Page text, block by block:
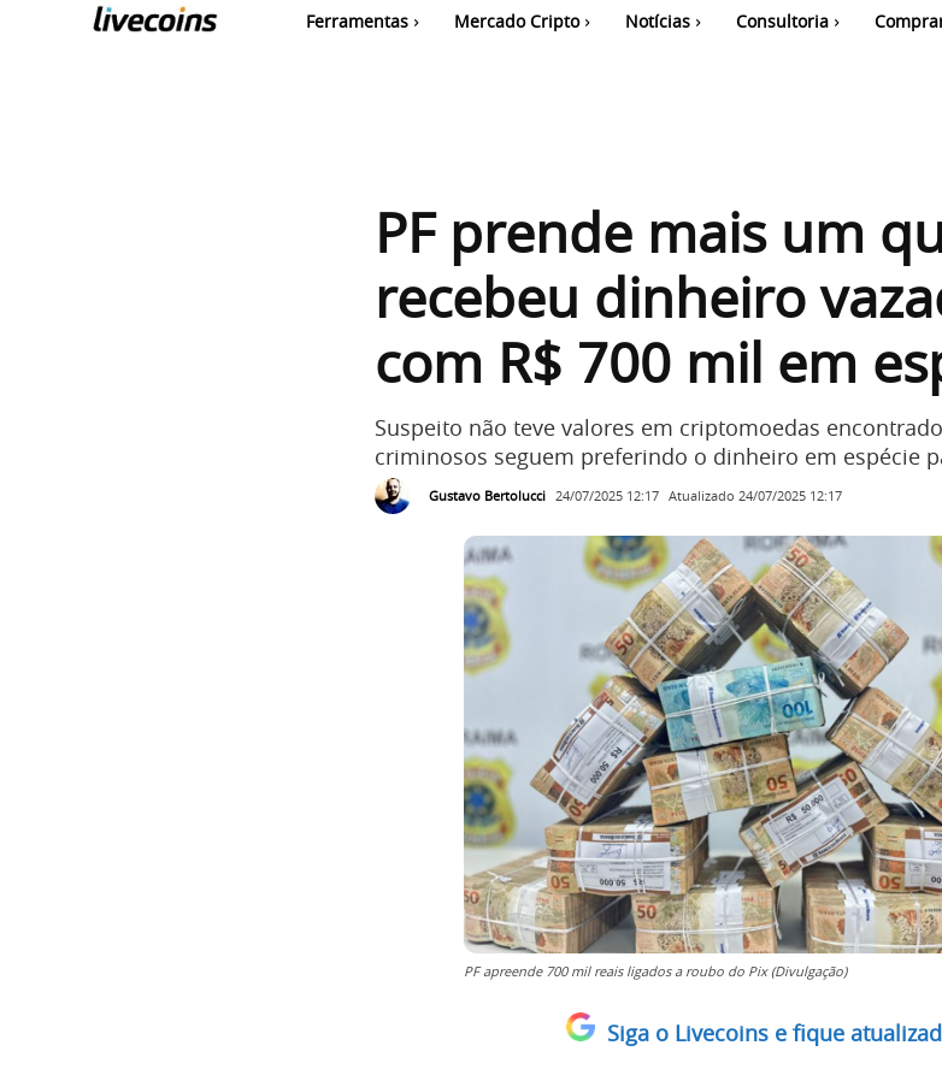
Ferramentas Mercado Cripto Notícias Consultoria
PF prende mais um
recebeu dinheiro
com R$ 700 mil em
Suspeito não teve valores em criptomoedas
criminosos seguem preferindo o dinheiro em espécie
Gustavo Bertolucci 24/07/2025 12:17 Atualizado 24/07/2025 12:17
PF apreende 700 mil reais ligados a roubo do Pix (Divulgação)
Siga o Livecoins e fique